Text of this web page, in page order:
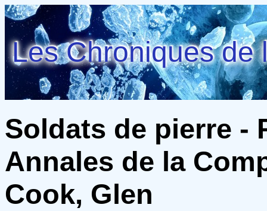
Les Chroniques de
Soldats de pierre -
Annales de la
Cook, Glen